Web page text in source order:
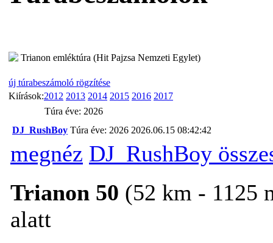
Trianon emléktúra (Hit Pajzsa Nemzeti Egylet)
új túrabeszámoló rögzítése
Kiírások:2012 2013 2014 2015 2016 2017
Túra éve: 2026
DJ_RushBoy Túra éve: 2026 2026.06.15 08:42:42
megnéz DJ_RushBoy
Trianon 50 (52 km - 1125
alatt